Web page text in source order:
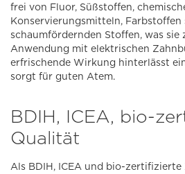
frei von Fluor, Süßstoffen,
Konservierungsmitteln, Farbstoffen
schaumfördernden Stoffen, was sie
Anwendung mit elektrischen
erfrischende Wirkung hinterlässt
sorgt für guten Atem.
BDIH, ICEA, bio-
Qualität
Als BDIH, ICEA und bio-